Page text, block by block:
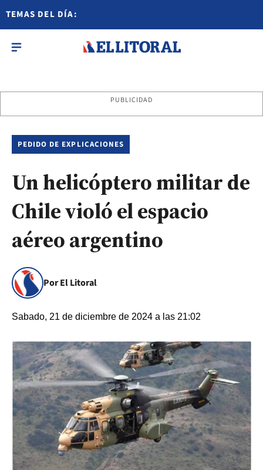
TEMAS DEL DÍA:
PUBLICIDAD
PEDIDO DE EXPLICACIONES
Un helicóptero militar de
Chile violó el espacio
aéreo argentino
Por El Litoral
Sabado, 21 de diciembre de 2024 a las 21:02